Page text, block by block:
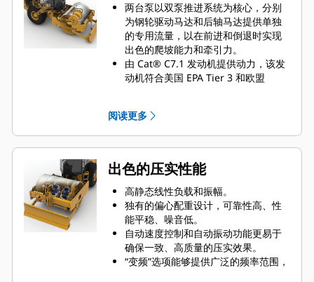
两台泵以双泵推进系统为核心，分别
为钢轮驱动马达和后轴马达提供单独
的专用流量，以在前进和倒退时实现
出色的爬坡能力和牵引力。
由 Cat® C7.1 发动机提供动力，该发
动机符合美国 EPA Tier 3 和欧盟
降低燃油消耗。
发动机怠速关闭定时器会在预设的怠
速时间后关闭机器，减少油耗和不必
要的怠速时间。
变速冷却风扇以尽可能低的转速运
行，以实现出色的冷却效果。
螺栓固定式平地铲选件可提高机器的
多功能性。
阅读更多
出色的压实性能
高静态线性负载和振幅。
独有的偏心配重设计，可靠性高、性
能平稳、噪音低。
自动速度控制和自动振动功能更易于
确保一致、高质量的压实效果。
“变频”选项能够提供广泛的频率范围，